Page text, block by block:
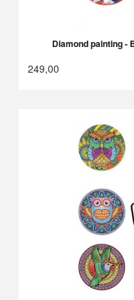
Diamond painting -
249,00